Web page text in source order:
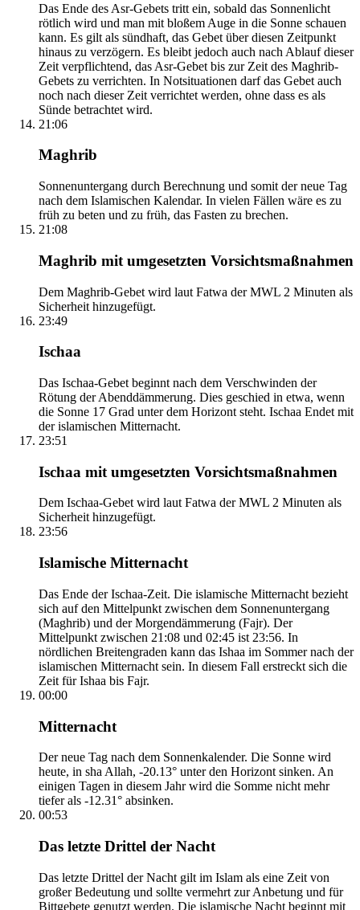
Das Ende des Asr-Gebets tritt ein, sobald das Sonnenlicht
rötlich wird und man mit bloßem Auge in die Sonne schauen
kann. Es gilt als sündhaft, das Gebet über diesen Zeitpunkt
hinaus zu verzögern. Es bleibt jedoch auch nach Ablauf dieser
Zeit verpflichtend, das Asr-Gebet bis zur Zeit des Maghrib-
Gebets zu verrichten. In Notsituationen darf das Gebet auch
noch nach dieser Zeit verrichtet werden, ohne dass es als
Sünde betrachtet wird.
21:06
Maghrib
Sonnenuntergang durch Berechnung und somit der neue Tag
nach dem Islamischen Kalendar. In vielen Fällen wäre es zu
früh zu beten und zu früh, das Fasten zu brechen.
21:08
Maghrib mit umgesetzten Vorsichtsmaßnahmen
Dem Maghrib-Gebet wird laut Fatwa der MWL 2 Minuten als
Sicherheit hinzugefügt.
23:49
Ischaa
Das Ischaa-Gebet beginnt nach dem Verschwinden der
Rötung der Abenddämmerung. Dies geschied in etwa, wenn
die Sonne 17 Grad unter dem Horizont steht. Ischaa Endet mit
der islamischen Mitternacht.
23:51
Ischaa mit umgesetzten Vorsichtsmaßnahmen
Dem Ischaa-Gebet wird laut Fatwa der MWL 2 Minuten als
Sicherheit hinzugefügt.
23:56
Islamische Mitternacht
Das Ende der Ischaa-Zeit. Die islamische Mitternacht bezieht
sich auf den Mittelpunkt zwischen dem Sonnenuntergang
(Maghrib) und der Morgendämmerung (Fajr). Der
Mittelpunkt zwischen 21:08 und 02:45 ist 23:56. In
nördlichen Breitengraden kann das Ishaa im Sommer nach der
islamischen Mitternacht sein. In diesem Fall erstreckt sich die
Zeit für Ishaa bis Fajr.
00:00
Mitternacht
Der neue Tag nach dem Sonnenkalender. Die Sonne wird
heute, in sha Allah, -20.13° unter den Horizont sinken. An
einigen Tagen in diesem Jahr wird die Somme nicht mehr
tiefer als -12.31° absinken.
00:53
Das letzte Drittel der Nacht
Das letzte Drittel der Nacht gilt im Islam als eine Zeit von
großer Bedeutung und sollte vermehrt zur Anbetung und für
Bittgebete genutzt werden. Die islamische Nacht beginnt mit